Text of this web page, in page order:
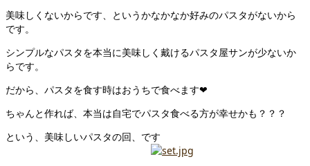
美味しくないからです、というかなかなか好みのパスタがないから
です。
シンプルなパスタを本当に美味しく戴けるパスタ屋サンが少ないか
らです。
だから、パスタを食す時はおうちで食べます❤
ちゃんと作れば、本当は自宅でパスタ食べる方が幸せかも？？？
という、美味しいパスタの回、です